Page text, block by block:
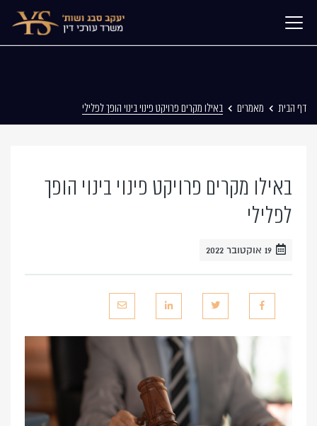
דף הבית מאמרים באילו מקרים פרויקט פינוי בינוי הופך לפלילי
באילו מקרים פרויקט פינוי בינוי הופך
לפלילי
19 אוקטובר 2022